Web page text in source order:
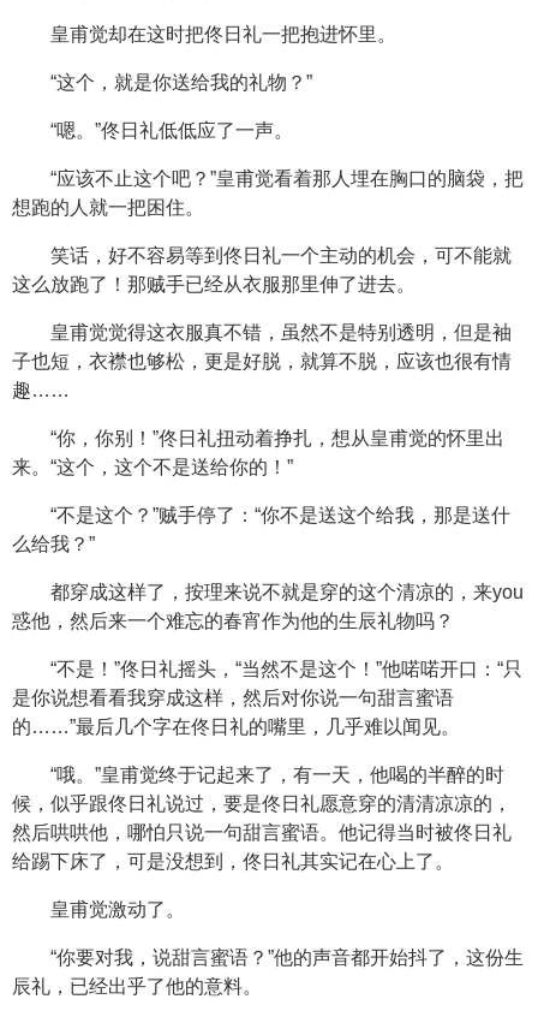
皇甫觉却在这时把佟日礼一把抱进怀里。
“这个，就是你送给我的礼物？”
“嗯。”佟日礼低低应了一声。
“应该不止这个吧？”皇甫觉看着那人埋在胸口的脑袋，把
想跑的人就一把困住。
笑话，好不容易等到佟日礼一个主动的机会，可不能就
这么放跑了！那贼手已经从衣服那里伸了进去。
皇甫觉觉得这衣服真不错，虽然不是特别透明，但是袖
子也短，衣襟也够松，更是好脱，就算不脱，应该也很有情
趣……
“你，你别！”佟日礼扭动着挣扎，想从皇甫觉的怀里出
来。“这个，这个不是送给你的！”
“不是这个？”贼手停了：“你不是送这个给我，那是送什
么给我？”
都穿成这样了，按理来说不就是穿的这个清凉的，来you
惑他，然后来一个难忘的春宵作为他的生辰礼物吗？
“不是！”佟日礼摇头，“当然不是这个！”他喏喏开口：“只
是你说想看看我穿成这样，然后对你说一句甜言蜜语
的……”最后几个字在佟日礼的嘴里，几乎难以闻见。
“哦。”皇甫觉终于记起来了，有一天，他喝的半醉的时
候，似乎跟佟日礼说过，要是佟日礼愿意穿的清清凉凉的，
然后哄哄他，哪怕只说一句甜言蜜语。他记得当时被佟日礼
给踢下床了，可是没想到，佟日礼其实记在心上了。
皇甫觉激动了。
“你要对我，说甜言蜜语？”他的声音都开始抖了，这份生
辰礼，已经出乎了他的意料。